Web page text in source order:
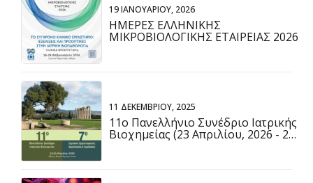
19 ΙΑΝΟΥΑΡΊΟΥ, 2026
ΗΜΕΡΕΣ ΕΛΛΗΝΙΚΗΣ
ΜΙΚΡΟΒΙΟΛΟΓΙΚΗΣ ΕΤΑΙΡΕΙΑΣ 2026
11 ΔΕΚΕΜΒΡΊΟΥ, 2025
11ο Πανελλήνιο Συνέδριο Ιατρικής
Βιοχημείας (23 Απριλίου, 2026 - 25